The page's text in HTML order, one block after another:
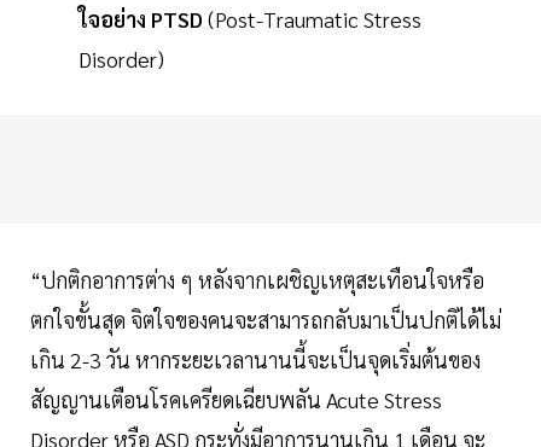
ใจอย่าง PTSD (Post-Traumatic Stress
Disorder)
“ปกติกอาการต่าง ๆ หลังจากเผชิญเหตุสะเทือนใจหรือ
ตกใจขั้นสุด จิตใจของคนจะสามารถกลับมาเป็นปกติได้ไม่
เกิน 2-3 วัน หากระยะเวลานานนี้จะเป็นจุดเริ่มต้นของ
สัญญานเตือนโรคเครียดเฉียบพลัน Acute Stress
Disorder หรือ ASD กระทั่งมีอาการนานเกิน 1 เดือน จะ